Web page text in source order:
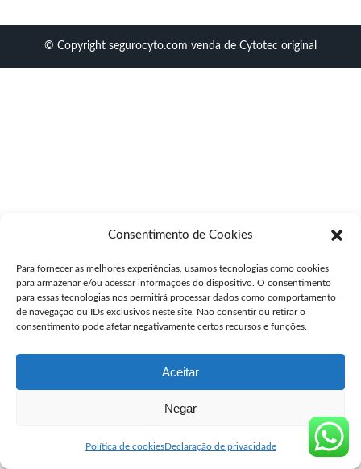
Consentimento de Cookies
Para fornecer as melhores experiências, usamos tecnologias como cookies
para armazenar e/ou acessar informações do dispositivo. O consentimento
para essas tecnologias nos permitirá processar dados como comportamento
de navegação ou IDs exclusivos neste site. Não consentir ou retirar o
consentimento pode afetar negativamente certos recursos e funções.
Aceitar
Negar
Política de cookiesDeclaração de privacidade
© Copyright segurocyto.com venda de Cytotec original